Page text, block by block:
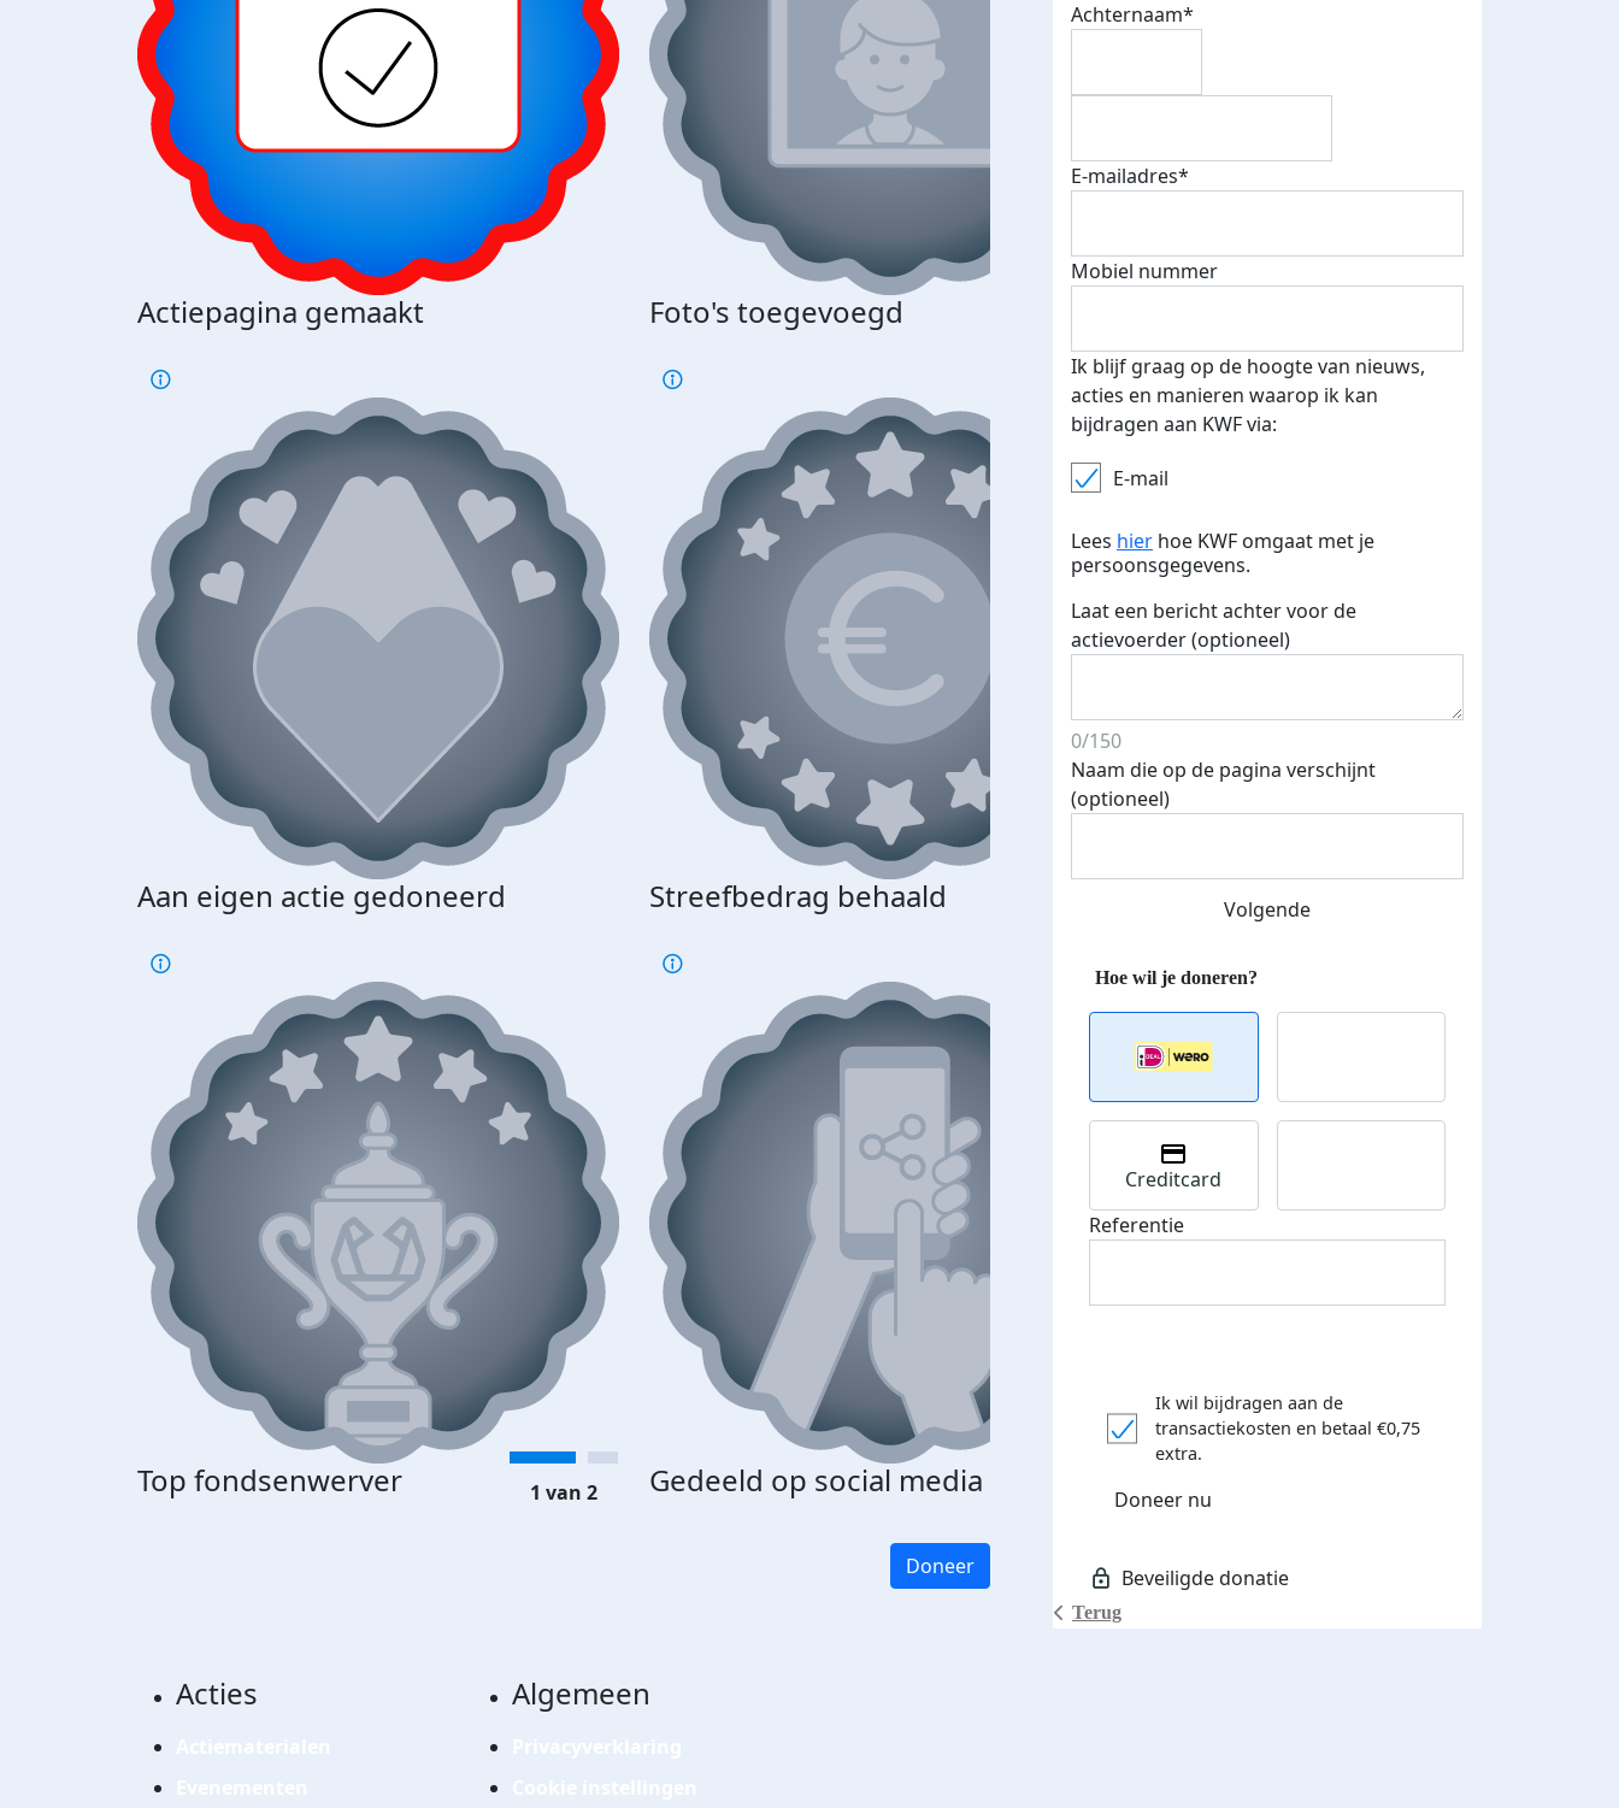
Actiepagina gemaakt Foto's toegevoegd
Aan eigen actie gedoneerd Streefbedrag behaald Streefbedrag verhoogd
Top fondsenwerver Gedeeld op social media
verdiend
1 van 2
Doneer
Achternaam*
E-mailadres*
Mobiel nummer
Ik blijf graag op de hoogte van nieuws,
acties en manieren waarop ik kan
bijdragen aan KWF via:
E-mail
Lees hier hoe KWF omgaat met je
persoonsgegevens.
Laat een bericht achter voor de
actievoerder (optioneel)
0/150
Naam die op de pagina verschijnt
(optioneel)
Volgende
Terug
Creditcard
Referentie
Ik wil bijdragen aan de
transactiekosten en betaal €0,75
extra.
Doneer nu
Acties Algemeen